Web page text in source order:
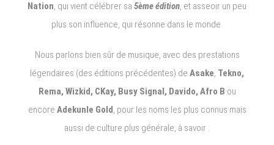
Nation, qui vient célébrer sa 5ème édition, et asseoir un peu
plus son influence, qui résonne dans le monde.
Nous parlons bien sûr de musique, avec des prestations
légendaires (des éditions précédentes) de Asake, Tekno,
Rema, Wizkid, CKay, Busy Signal, Davido, Afro B ou
encore Adekunle Gold, pour les noms les plus connus mais
aussi de culture plus générale, à savoir :